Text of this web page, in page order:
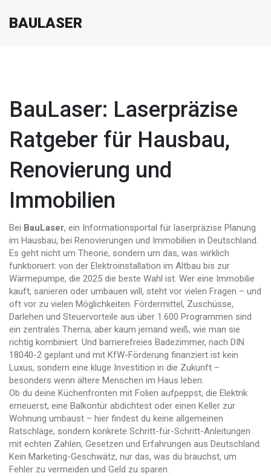
BAULASER
BauLaser: Laserpräzise
Ratgeber für Hausbau,
Renovierung und
Immobilien
Bei BauLaser, ein Informationsportal für laserpräzise Planung
im Hausbau, bei Renovierungen und Immobilien in Deutschland.
Es geht nicht um Theorie, sondern um das, was wirklich
funktioniert: von der Elektroinstallation im Altbau bis zur
Wärmepumpe, die 2025 die beste Wahl ist. Wer eine Immobilie
kauft, sanieren oder umbauen will, steht vor vielen Fragen – und
oft vor zu vielen Möglichkeiten. Fördermittel, Zuschüsse,
Darlehen und Steuervorteile aus über 1.600 Programmen sind
ein zentrales Thema, aber kaum jemand weiß, wie man sie
richtig kombiniert. Und barrierefreies Badezimmer, nach DIN
18040-2 geplant und mit KfW-Förderung finanziert ist kein
Luxus, sondern eine kluge Investition in die Zukunft –
besonders wenn ältere Menschen im Haus leben.
Ob du deine Küchenfronten mit Folien aufpeppst, die Elektrik
erneuerst, eine Balkontür abdichtest oder einen Keller zur
Wohnung umbaust – hier findest du keine allgemeinen
Ratschläge, sondern konkrete Schritt-für-Schritt-Anleitungen
mit echten Zahlen, Gesetzen und Erfahrungen aus Deutschland.
Kein Marketing-Geschwätz, nur das, was du brauchst, um
Fehler zu vermeiden und Geld zu sparen.